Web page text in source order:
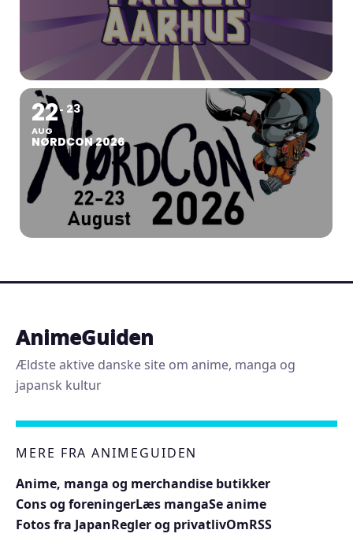
22
AUG
23
NØRDCON 2026
AnimeGuiden
Ældste aktive danske site om anime, manga og
japansk kultur
MERE FRA ANIMEGUIDEN
Anime, manga og merchandise butikker
Cons og foreningerLæs mangaSe anime
Fotos fra JapanRegler og privatlivOmRSS